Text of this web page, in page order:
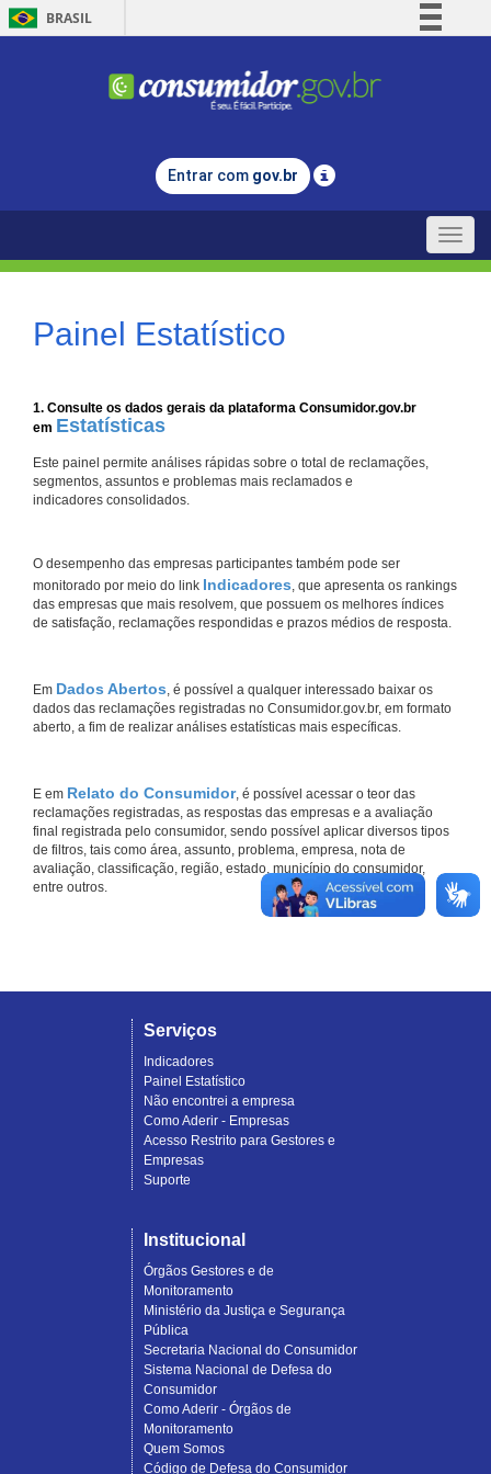
BRASIL
Comunica BR
Legislação
Entrar com gov.br
Toggle
Painel Estatístico
1. Consulte os dados gerais da plataforma Consumidor.gov.br
em Estatísticas
Este painel permite análises rápidas sobre o total de reclamações,
segmentos, assuntos e problemas mais reclamados e
indicadores consolidados.
O desempenho das empresas participantes também pode ser
monitorado por meio do link Indicadores, que apresenta os rankings
das empresas que mais resolvem, que possuem os melhores índices
de satisfação, reclamações respondidas e prazos médios de resposta.
Em Dados Abertos, é possível a qualquer interessado baixar os
dados das reclamações registradas no Consumidor.gov.br, em formato
aberto, a fim de realizar análises estatísticas mais específicas.
E em Relato do Consumidor, é possível acessar o teor das
reclamações registradas, as respostas das empresas e a avaliação
final registrada pelo consumidor, sendo possível aplicar diversos tipos
de filtros, tais como área, assunto, problema, empresa, nota de
avaliação, classificação, região, estado, município do consumidor,
entre outros.
Serviços
Indicadores
Painel Estatístico
Não encontrei a empresa
Como Aderir - Empresas
Acesso Restrito para Gestores e
Empresas
Suporte
Institucional
Órgãos Gestores e de
Monitoramento
Ministério da Justiça e Segurança
Pública
Secretaria Nacional do Consumidor
Sistema Nacional de Defesa do
Consumidor
Como Aderir - Órgãos de
Monitoramento
Quem Somos
Código de Defesa do Consumidor